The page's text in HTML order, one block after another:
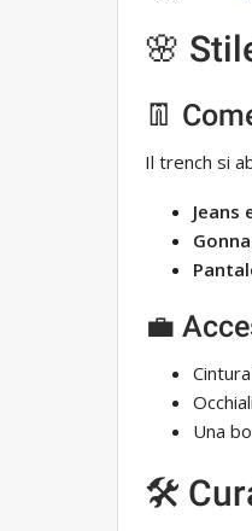
🌸
👖
Il trench si
Jeans
💼
Una
🛠️